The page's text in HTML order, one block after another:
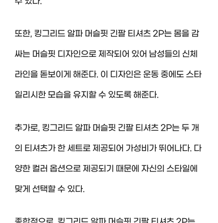
또한, 킹그리드 알파 머슬핏 긴팔 티셔츠 2P는 몸을 감
싸는 머슬핏 디자인으로 제작되어 있어 남성들의 신체
라인을 돋보이게 해준다. 이 디자인은 운동 중에도 스타
일리시한 모습을 유지할 수 있도록 해준다.
추가로, 킹그리드 알파 머슬핏 긴팔 티셔츠 2P는 두 개
의 티셔츠가 한 세트로 제공되어 가성비가 뛰어나다. 다
양한 컬러 옵션으로 제공되기 때문에 자신의 스타일에
맞게 선택할 수 있다.